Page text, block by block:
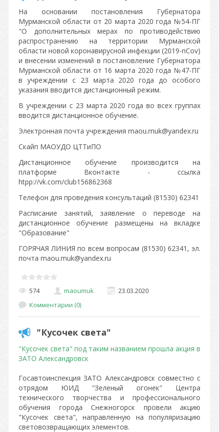
На основании постановления Губернатора
Мурманской области от 20 марта 2020 года №54-ПГ
"О дополнительных мерах по противодействию
распространению на территории Мурманской
области новой коронавирусной инфекции (2019-nCov)
и внесении изменений в постановление Губернатора
Мурманской области от 16 марта 2020 года №47-ПГ
в учреждении с 23 марта 2020 года до особого
указания вводится дистанционный режим.
В учреждении с 23 марта 2020 года во всех группах
вводится дистанционное обучение.
Электронная почта учреждения maou.muk@yandex.ru
Скайп МАОУДО ЦТТиПО
Дистанционное обучение производится на
платформе Вконтакте - ссылка
htpp://vk.com/club156862368
Телефон для проведения консультаций (81530) 62341
Расписание занятий, заявление о переводе на
дистанционное обучение размещены на вкладке
"Образование"
ГОРЯЧАЯ ЛИНИЯ по всем вопросам (81530) 62341, эл.
почта maou.muk@yandex.ru
574 maoumuk
23.03.2020
Комментарии (0)
"Кусочек света"
"Кусочек света" под таким названием прошла акция в
ЗАТО Александровск
Госавтоинспекция ЗАТО Александровск совместно с
отрядом ЮИД "Зеленый огонек" Центра
технического творчества и профессионального
обучения города Снежногорск провели акцию
"Кусочек света", направленную на популяризацию
световозвращающих элементов.